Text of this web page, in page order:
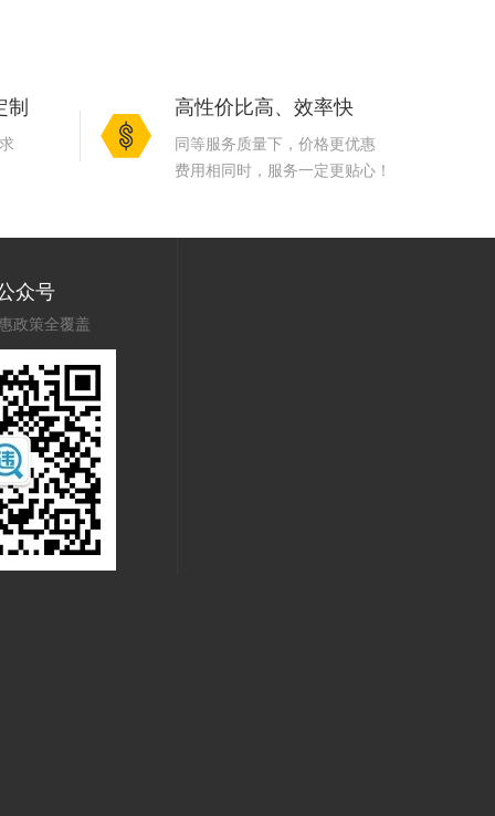
制 高性价比高、效率快
同等服务质量下，价格更优惠
费用相同时，服务一定更贴心！
众号
政策全覆盖